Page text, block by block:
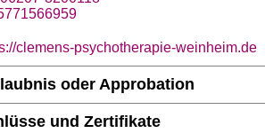
clemens-psychotherapie-weinheim.de
oder Approbation
und Zertifikate